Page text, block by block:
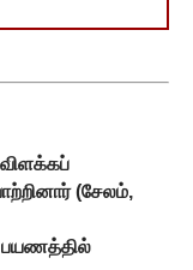
விளக்கப்
(சேலம்,
பயணத்தில்